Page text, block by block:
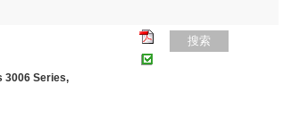
3006 Series,
搜索